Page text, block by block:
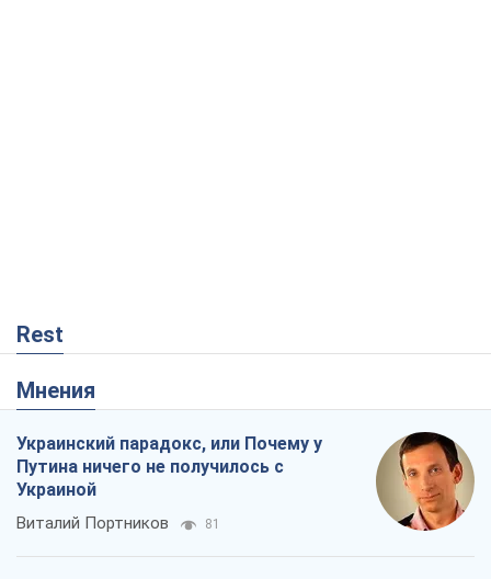
Rest
Мнения
Украинский парадокс, или Почему у
Путина ничего не получилось с
Украиной
Виталий Портников 81